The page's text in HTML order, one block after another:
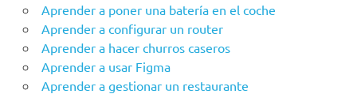
Aprender a poner una batería en el coche
Aprender a configurar un router
Aprender a hacer churros caseros
Aprender a usar Figma
Aprender a gestionar un restaurante